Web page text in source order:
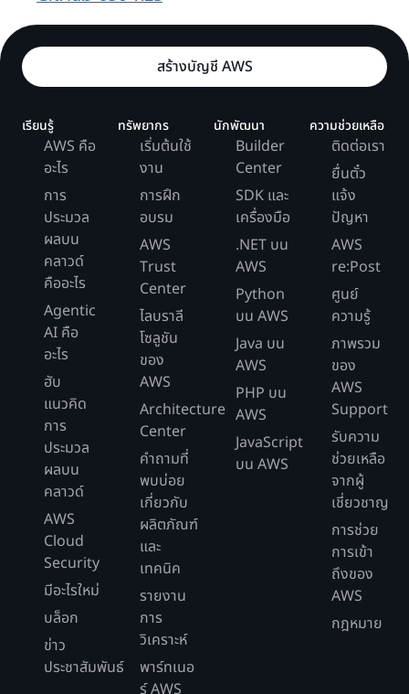
สร้างบัญชี AWS
เรียนรู้
AWS คือ
อะไร
การ
ประมวล
ผลบน
คลาวด์
คืออะไร
Agentic
AI คือ
อะไร
ฮับ
แนวคิด
การ
ประมวล
ผลบน
คลาวด์
AWS
Cloud
Security
มีอะไรใหม่
บล็อก
ข่าว
ประชาสัมพันธ์
ทรัพยากร
เริ่มต้นใช้
งาน
การฝึก
อบรม
AWS
Trust
Center
ไลบราลี
โซลูชัน
ของ
AWS
Architecture
Center
คำถามที่
พบบ่อย
เกี่ยวกับ
ผลิตภัณฑ์
และ
เทคนิค
รายงาน
การ
วิเคราะห์
พาร์ทเนอ
นักพัฒนา
Builder
Center
SDK และ
เครื่องมือ
.NET บน
AWS
Python
บน AWS
Java บน
AWS
PHP บน
AWS
JavaScript
บน AWS
ความช่วยเหลือ
ติดต่อเรา
ยื่นตั๋ว
แจ้ง
ปัญหา
AWS
re:Post
ศูนย์
ความรู้
ภาพรวม
ของ
AWS
Support
รับความ
ช่วยเหลือ
จากผู้
เชี่ยวชาญ
การช่วย
การเข้า
ถึงของ
AWS
กฎหมาย